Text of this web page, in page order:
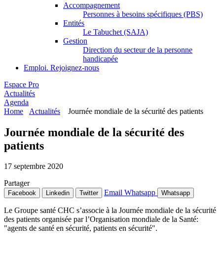
Accompagnement
Personnes à besoins spécifiques (PBS)
Entités
Le Tabuchet (SAJA)
Gestion
Direction du secteur de la personne
handicapée
Emploi. Rejoignez-nous
Espace Pro
Actualités
Agenda
Home
Actualités Journée mondiale de la sécurité des patients
Journée mondiale de la sécurité des
patients
17 septembre 2020
Partager
Facebook Linkedin Twitter Email Whatsapp Whatsapp
Le Groupe santé CHC s’associe à la Journée mondiale de la sécurité
des patients organisée par l’Organisation mondiale de la Santé:
"agents de santé en sécurité, patients en sécurité".